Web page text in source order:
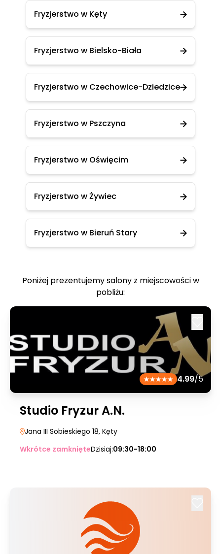
Fryzjerstwo w Kęty
Fryzjerstwo w Bielsko-Biała
Fryzjerstwo w Czechowice-Dziedzice
Fryzjerstwo w Pszczyna
Fryzjerstwo w Oświęcim
Fryzjerstwo w Żywiec
Fryzjerstwo w Bieruń Stary
Poniżej prezentujemy salony z miejscowości w
pobliżu:
4.99/5
Studio Fryzur A.N.
Jana III Sobieskiego 18, Kęty
Wkrótce zamknięteDzisiaj:09:30-18:00